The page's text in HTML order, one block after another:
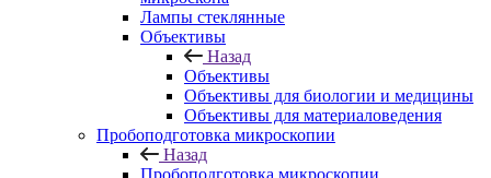
Лампы стеклянные
Объективы
Назад
Объективы
Объективы для биологии и медицины
Объективы для материаловедения
Пробоподготовка микроскопии
Назад
Пробоподготовка микроскопии